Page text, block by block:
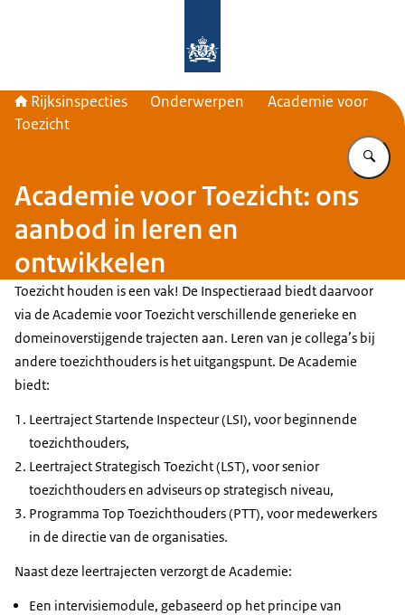
Rijksinspecties Onderwerpen
Academie voor
Toezicht
Academie voor Toezicht: ons
aanbod in leren en
ontwikkelen
Toezicht houden is een vak! De Inspectieraad biedt daarvoor
via de Academie voor Toezicht verschillende generieke en
domeinoverstijgende trajecten aan. Leren van je collega’s bij
andere toezichthouders is het uitgangspunt. De Academie
biedt:
Leertraject Startende Inspecteur (LSI), voor beginnende
toezichthouders,
Leertraject Strategisch Toezicht (LST), voor senior
toezichthouders en adviseurs op strategisch niveau,
Programma Top Toezichthouders (PTT), voor medewerkers
in de directie van de organisaties.
Naast deze leertrajecten verzorgt de Academie:
Een intervisiemodule, gebaseerd op het principe van